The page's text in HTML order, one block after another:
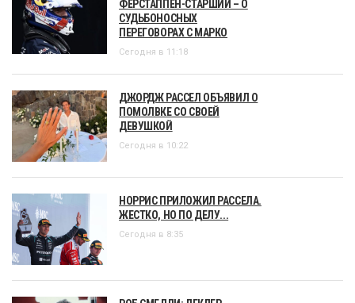
ФЕРСТАППЕН-СТАРШИЙ – О
СУДЬБОНОСНЫХ
ПЕРЕГОВОРАХ С МАРКО
Сегодня в 11:18
ДЖОРДЖ РАССЕЛ ОБЪЯВИЛ О
ПОМОЛВКЕ СО СВОЕЙ
ДЕВУШКОЙ
Сегодня в 10:22
НОРРИС ПРИЛОЖИЛ РАССЕЛА.
ЖЕСТКО, НО ПО ДЕЛУ...
Сегодня в 8:35